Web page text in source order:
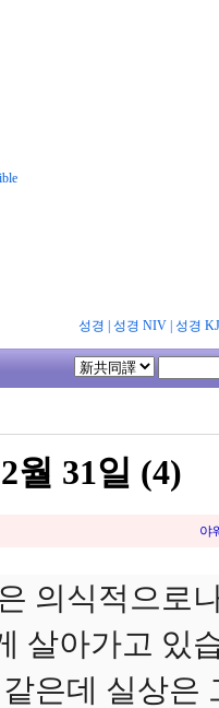
성경 성경 NIV| 성경
월 31일 (4)
야
의식적으로
살아가고 있
은데 실상은